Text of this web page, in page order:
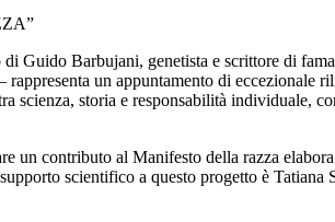
Guido Barbujani, genetista e scrittore di
un appuntamento di eccezionale
storia e responsabilità individuale,
contributo al Manifesto della razza
scientifico a questo progetto è Tatiana